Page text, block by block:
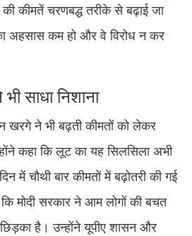
कीमतें चरणबद्ध तरीके से बढ़ाई जा
अहसास कम हो और वे विरोध न कर
साधा निशाना
खरगे ने भी बढ़ती कीमतों को लेकर
कहा कि लूट का यह सिलसिला अभी
में चौथी बार कीमतों में बढ़ोतरी की गई
मोदी सरकार ने आम लोगों की बचत
है। उन्होंने यूपीए शासन और